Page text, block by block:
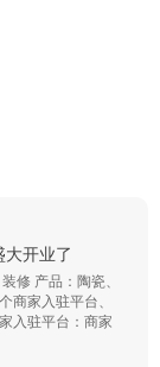
大开业了
修 产品：陶瓷、
商家入驻平台、
入驻平台：商家